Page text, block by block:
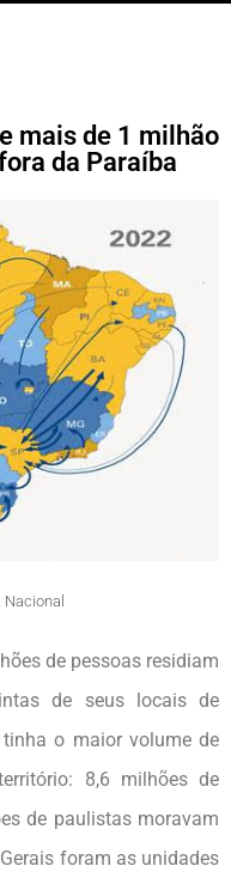
mais de 1 milhão
da Paraíba
Nacional
de pessoas residiam
de seus locais de
o maior volume de
8,6 milhões de
de paulistas moravam
foram as unidades